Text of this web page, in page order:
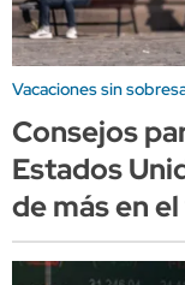
Vacaciones sin
Consejos
Estados
de más en